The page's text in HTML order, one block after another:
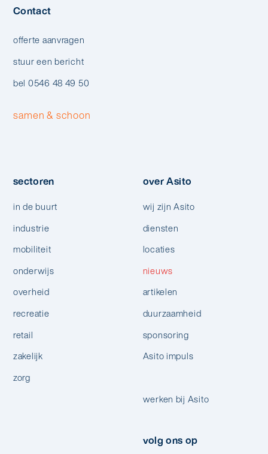
Contact
offerte aanvragen
stuur een bericht
bel 0546 48 49 50
samen & schoon
sectoren
in de buurt
industrie
mobiliteit
onderwijs
overheid
recreatie
retail
zakelijk
zorg
over Asito
wij zijn Asito
diensten
locaties
nieuws
artikelen
duurzaamheid
sponsoring
Asito impuls
werken bij Asito
volg ons op